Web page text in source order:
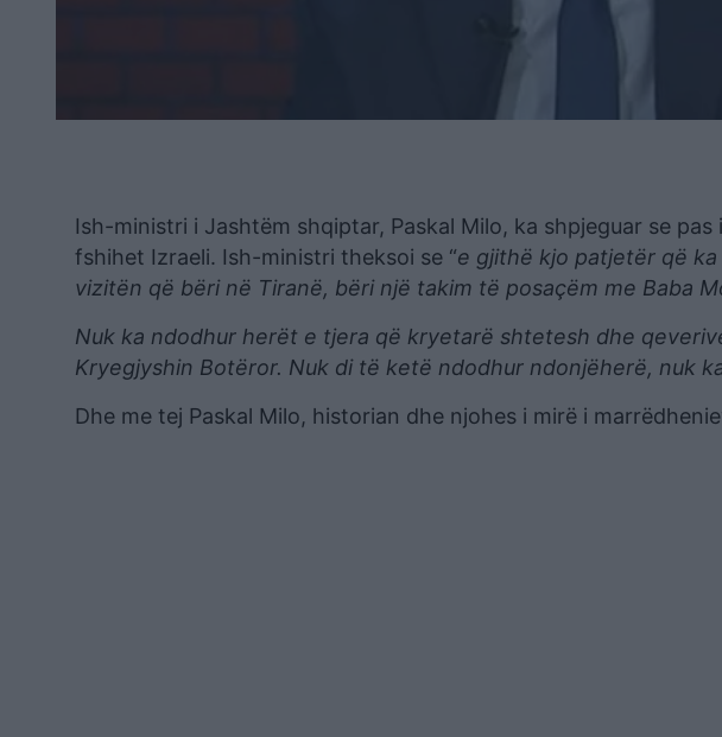
Ish-ministri i Jashtëm shqiptar, Paskal Milo, ka shpjeguar se
fshihet Izraeli. Ish-ministri theksoi se “e gjithë kjo patjetër që
vizitën që bëri në Tiranë, bëri një takim të posaçëm me Baba
Nuk ka ndodhur herët e tjera që kryetarë shtetesh dhe
Kryegjyshin Botëror. Nuk di të ketë ndodhur ndonjëherë, nuk
Dhe me tej Paskal Milo, historian dhe njohes i mirë i